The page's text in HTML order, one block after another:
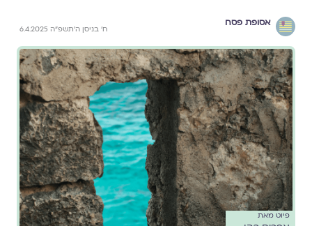
אסופת פסח
ח׳ בניסן ה׳תשפ״ה 6.4.2025
פיוט מאת